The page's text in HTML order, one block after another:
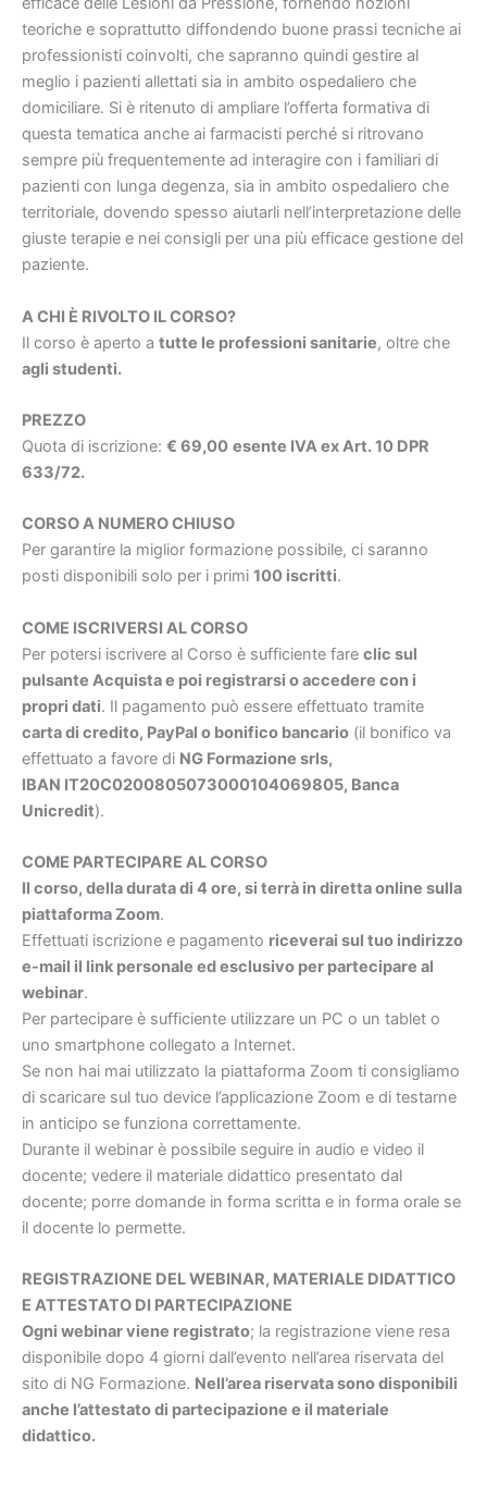
teoriche e soprattutto diffondendo buone prassi tecniche ai
professionisti coinvolti, che sapranno quindi gestire al
meglio i pazienti allettati sia in ambito ospedaliero che
domiciliare. Si è ritenuto di ampliare l’offerta formativa di
questa tematica anche ai farmacisti perché si ritrovano
sempre più frequentemente ad interagire con i familiari di
pazienti con lunga degenza, sia in ambito ospedaliero che
territoriale, dovendo spesso aiutarli nell’interpretazione delle
giuste terapie e nei consigli per una più efficace gestione del
paziente.
A CHI È RIVOLTO IL CORSO?
Il corso è aperto a tutte le professioni sanitarie, oltre che
agli studenti.
PREZZO
Quota di iscrizione: € 69,00 esente IVA ex Art. 10 DPR
633/72.
CORSO A NUMERO CHIUSO
Per garantire la miglior formazione possibile, ci saranno
posti disponibili solo per i primi 100 iscritti.
COME ISCRIVERSI AL CORSO
Per potersi iscrivere al Corso è sufficiente fare clic sul
pulsante Acquista e poi registrarsi o accedere con i
propri dati. Il pagamento può essere effettuato tramite
carta di credito, PayPal o bonifico bancario (il bonifico va
effettuato a favore di NG Formazione srls,
IBAN IT20C0200805073000104069805, Banca
Unicredit).
COME PARTECIPARE AL CORSO
Il corso, della durata di 4 ore, si terrà in diretta online sulla
piattaforma Zoom.
Effettuati iscrizione e pagamento riceverai sul tuo indirizzo
e-mail il link personale ed esclusivo per partecipare al
webinar.
Per partecipare è sufficiente utilizzare un PC o un tablet o
uno smartphone collegato a Internet.
Se non hai mai utilizzato la piattaforma Zoom ti consigliamo
di scaricare sul tuo device l’applicazione Zoom e di testarne
in anticipo se funziona correttamente.
Durante il webinar è possibile seguire in audio e video il
docente; vedere il materiale didattico presentato dal
docente; porre domande in forma scritta e in forma orale se
il docente lo permette.
REGISTRAZIONE DEL WEBINAR, MATERIALE DIDATTICO
E ATTESTATO DI PARTECIPAZIONE
Ogni webinar viene registrato; la registrazione viene resa
disponibile dopo 4 giorni dall’evento nell’area riservata del
sito di NG Formazione. Nell’area riservata sono disponibili
anche l’attestato di partecipazione e il materiale
didattico.